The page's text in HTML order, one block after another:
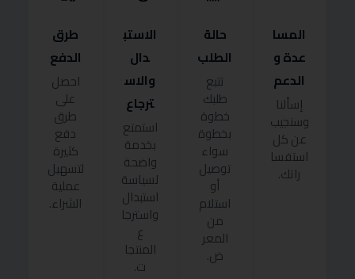
المسا
عدة و
الدعم
إسألنا
وسنجيب
عن كل
استفسا
راتك.
حالة
الطلب
تتبع
طلبك
خطوة
بخطوة
سواء
توصيل
أو
استلام
من
المعر
ض.
الاستب
دال
والاس
ترجاع
استمتع
بخدمة
واضحة
لسياسة
استبدال
واسترجا
ع
المنتجا
ت.
طرق
الدفع
احصل
على
طرق
دفع
كثيرة
لتسهيل
عملية
الشراء.